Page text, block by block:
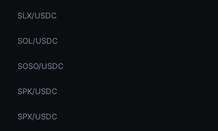
SLX/USDC
SOL/USDC
SOSO/USDC
SPK/USDC
SPX/USDC